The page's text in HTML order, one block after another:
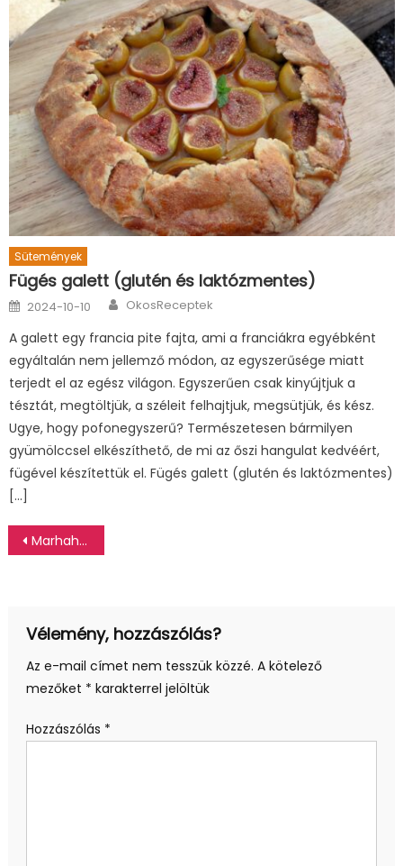
Sütemények
Fügés galett (glutén és laktózmentes)
Posted
on
2024-10-10 Author
OkosReceptek
A galett egy francia pite fajta, ami a franciákra egyébként
egyáltalán nem jellemző módon, az egyszerűsége miatt
terjedt el az egész világon. Egyszerűen csak kinyújtjuk a
tésztát, megtöltjük, a széleit felhajtjuk, megsütjük, és kész.
Ugye, hogy pofonegyszerű? Természetesen bármilyen
gyümölccsel elkészíthető, de mi az őszi hangulat kedvéért,
fügével készítettük el. Fügés galett (glutén és laktózmentes)
[…]
Bejegyzés
Marhahúsos nachos, házi sajtszósszal
Vélemény, hozzászólás?
Az e-mail címet nem tesszük közzé. A kötelező
mezőket * karakterrel jelöltük
Hozzászólás *